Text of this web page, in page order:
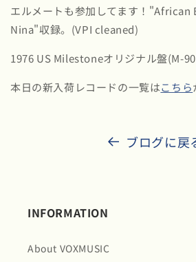
エルメートも参加してます！
Nina"収録。(VPI cleaned)
1976 US Milestoneオリジナル盤(M-
本日の新入荷レコードの一覧はこちら
ブログに戻
INFORMATION
About VOXMUSIC